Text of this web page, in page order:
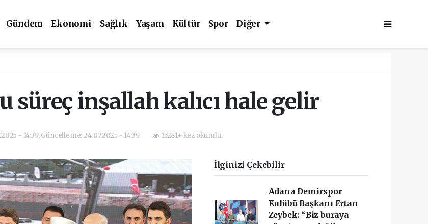
Gündem Ekonomi Sağlık Yaşam Kültür Spor Diğer
süreç inşallah kalıcı hale gelir
- 14:39, Güncelleme: 24.07.2025 - 14:39 15281+ kez okundu.
İlginizi Çekebilir
Adana Demirspor
Kulübü Başkanı Ertan
Zeybek: “Biz buraya